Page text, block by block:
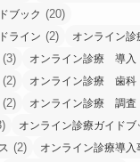
ブック (20)
ライン (2) オンライン
(3) オンライン診療 導入
(2) オンライン診療 歯科
(2) オンライン診療 調査
オンライン診療ガイドブ
(2) オンライン診療導入